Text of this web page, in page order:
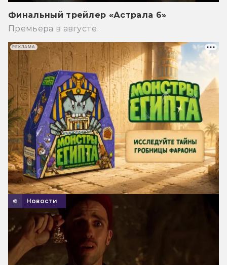
Финальный трейлер «Астрала 6»
Премьера в августе.
Новости
РЕКЛАМА